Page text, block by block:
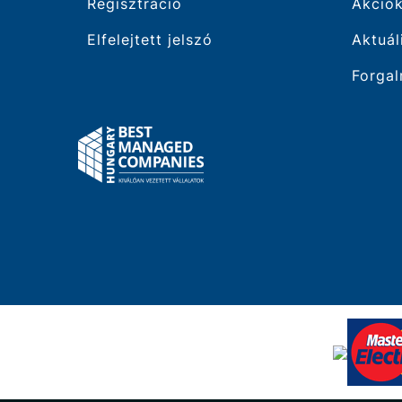
Regisztráció
Elfelejtett jelszó
Akciók